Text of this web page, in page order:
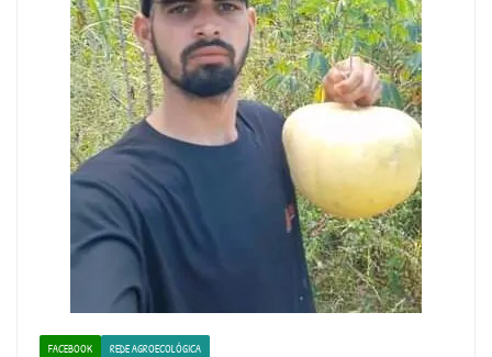
FACEBOOK REDE AGROECOLÓGICA